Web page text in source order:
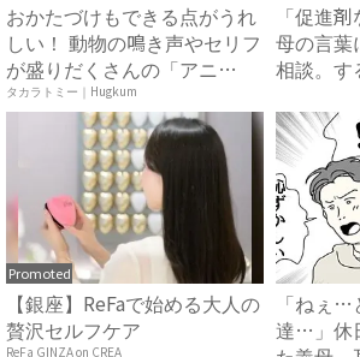
おかたづけもできる点がうれ
しい！ 動物の鳴き声やセリフ
が盛りだくさんの「アニ
ア ...
タカラトミー｜Hugkum
「促進
母の言葉
相談。す
Promoted
【銀座】ReFaで始める大人の
贅沢セルフケア
ReFa GINZA on CREA
「ねぇ…
達…」休